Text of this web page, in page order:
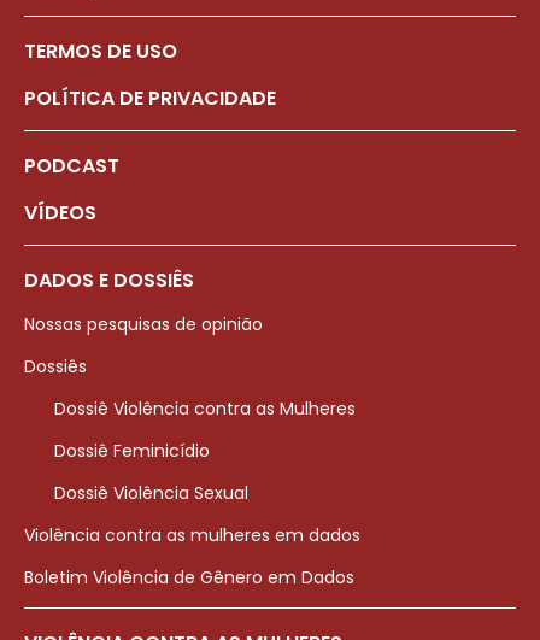
TERMOS DE USO
POLÍTICA DE PRIVACIDADE
PODCAST
VÍDEOS
DADOS E DOSSIÊS
Nossas pesquisas de opinião
Dossiês
Dossiê Violência contra as Mulheres
Dossiê Feminicídio
Dossiê Violência Sexual
Violência contra as mulheres em dados
Boletim Violência de Gênero em Dados